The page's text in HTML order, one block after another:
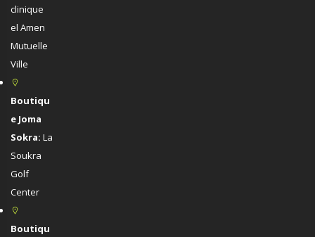
clinique
el Amen
Mutuelle
Ville
Boutiqu
e Joma
Sokra: La
Soukra
Golf
Center
Boutiqu